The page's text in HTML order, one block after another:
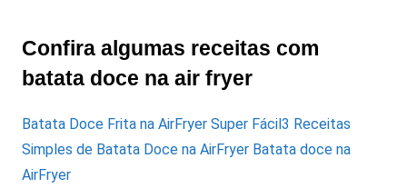
Confira algumas receitas com
batata doce na air fryer
Batata Doce Frita na AirFryer Super Fácil3 Receitas
Simples de Batata Doce na AirFryer Batata doce na
AirFryer